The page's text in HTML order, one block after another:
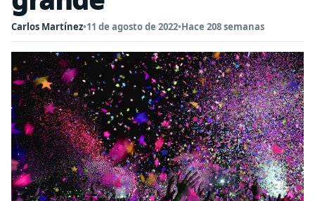
Carlos Martínez•11 de agosto de 2022•Hace 208 semanas